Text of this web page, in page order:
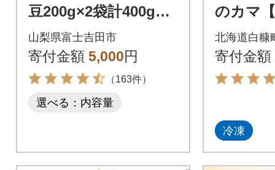
豆200g×2袋計400g自
家焙煎珈琲 スペシャ
ルティコーヒー 富士
山の湧き水
山梨県富士吉田市
寄付金額 5,000円
（163件）
選べる：内容量
のカマ
北海道白糠
寄付金額
冷凍